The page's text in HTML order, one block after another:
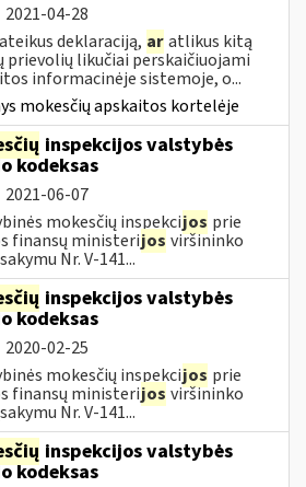
2021-04-28
deklaraciją, aratlikus kitą
prievolių likučiai perskaičiuojami
informacinėje sistemoje, o...
mokesčių apskaitos kortelėje
inspekcijos valstybės
kodeksas
2021-06-07
mokesčių inspekcijos prie
finansų ministerijos viršininko
Nr. V-141...
inspekcijos valstybės
kodeksas
2020-02-25
mokesčių inspekcijos prie
finansų ministerijos viršininko
Nr. V-141...
inspekcijos valstybės
kodeksas